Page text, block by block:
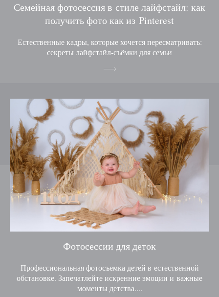
Семейная фотосессия в стиле лайфстайл: как
получить фото как из Pinterest
Естественные кадры, которые хочется пересматривать:
секреты лайфстайл‑съёмки для семьи
Фотосессии для деток
Профессиональная фотосъемка детей в естественной
обстановке. Запечатлейте искренние эмоции и важные
моменты детства....